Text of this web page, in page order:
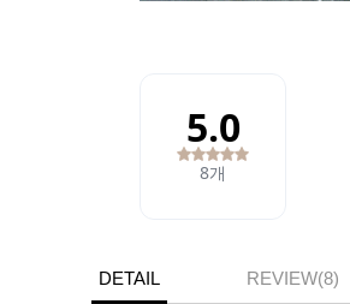
DETAIL REVIEW(8)